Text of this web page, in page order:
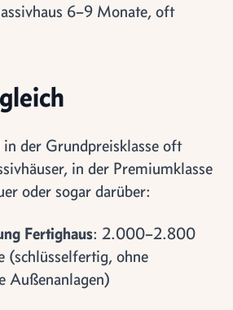
6–9 Monate, oft
der Grundpreisklasse oft
in der Premiumklasse
oder sogar darüber:
Fertighaus: 2.000–2.800
(schlüsselfertig, ohne
Außenanlagen)